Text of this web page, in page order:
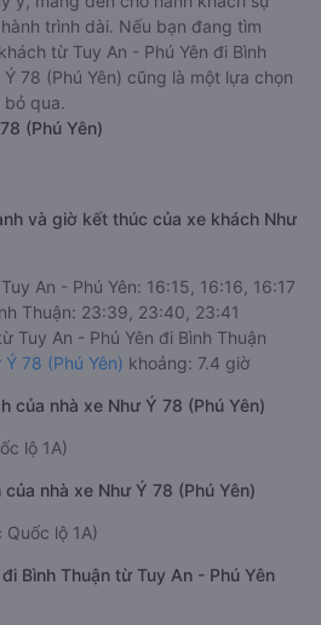
Buslines ở Tuy An - Phú Yên:
phòng nhà xe An Phú Buslines:
vi-VN/xe-an-phu
mua vé xe Tuy An - Phú Yên Bình
(Phú Yên)
Yên) là một nhà xe uy tín, chuyên
chuyển hành khách trên tuyến
từ Tuy An - Phú Yên . Nhà xe sở hữu
được bọc da nhập khẩu và có thể
ý, mang đến cho hành khách sự
hành trình dài. Nếu bạn đang tìm
từ Tuy An - Phú Yên đi Bình
bỏ qua.
(Phú Yên)
và giờ kết thúc của xe khách Như